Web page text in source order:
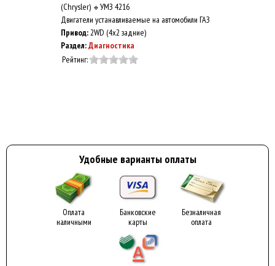
(Chrysler) 🔹 УМЗ 4216
Двигатели устанавливаемые на автомобили ГАЗ
Привод:2WD (4x2 задние)
Раздел:Диагностика
Рейтинг:
Удобные варианты оплаты
Оплата
наличными
Банковские
карты
Безналичная
оплата